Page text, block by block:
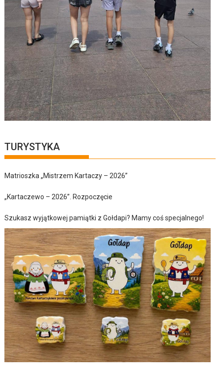
TURYSTYKA
Matrioszka „Mistrzem Kartaczy – 2026”
„Kartaczewo – 2026”. Rozpoczęcie
Szukasz wyjątkowej pamiątki z Gołdapi? Mamy coś specjalnego!